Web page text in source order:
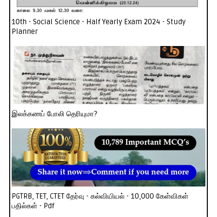
10th - Social Science - Half Yearly Exam 2024 - Study
Planner
இலக்கணப் போலி தெரியுமா?
PGTRB, TET, CTET தேர்வு - கல்வியியல் - 10,000 கேள்விகள்
பதில்கள் - Pdf